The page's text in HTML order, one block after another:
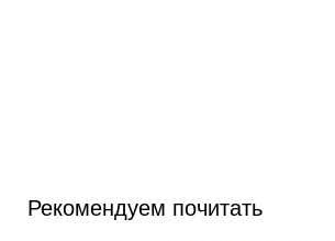
Рекомендуем почитать